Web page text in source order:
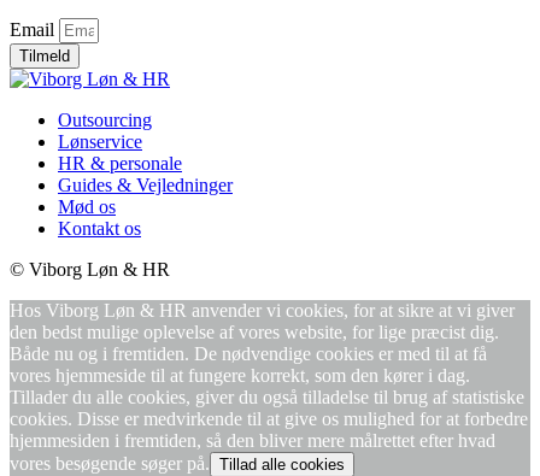
Email
Tilmeld
Outsourcing
Lønservice
HR & personale
Guides & Vejledninger
Mød os
Kontakt os
© Viborg Løn & HR
Hos Viborg Løn & HR anvender vi cookies, for at sikre at vi giver
den bedst mulige oplevelse af vores website, for lige præcist dig.
Både nu og i fremtiden. De nødvendige cookies er med til at få
vores hjemmeside til at fungere korrekt, som den kører i dag.
Tillader du alle cookies, giver du også tilladelse til brug af statistiske
cookies. Disse er medvirkende til at give os mulighed for at forbedre
hjemmesiden i fremtiden, så den bliver mere målrettet efter hvad
vores besøgende søger på. Tillad alle cookies